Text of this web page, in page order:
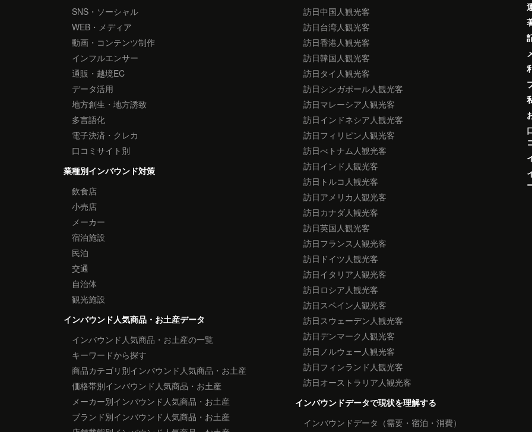
SNS・ソーシャル
WEB・メディア
動画・コンテンツ制作
インフルエンサー
通販・越境EC
データ活用
地方創生・地方誘致
多言語化
電子決済・クレカ
口コミサイト別
業種別インバウンド対策
飲食店
小売店
メーカー
宿泊施設
民泊
交通
自治体
観光施設
インバウンド人気商品・お土産データ
インバウンド人気商品・お土産の一覧
キーワードから探す
商品カテゴリ別インバウンド人気商品・お土産
価格帯別インバウンド人気商品・お土産
メーカー別インバウンド人気商品・お土産
ブランド別インバウンド人気商品・お土産
訪日中国人観光客
訪日台湾人観光客
訪日香港人観光客
訪日韓国人観光客
訪日タイ人観光客
訪日シンガポール人観光客
訪日マレーシア人観光客
訪日インドネシア人観光客
訪日フィリピン人観光客
訪日べトナム人観光客
訪日インド人観光客
訪日トルコ人観光客
訪日アメリカ人観光客
訪日カナダ人観光客
訪日英国人観光客
訪日フランス人観光客
訪日ドイツ人観光客
訪日イタリア人観光客
訪日ロシア人観光客
訪日スペイン人観光客
訪日スウェーデン人観光客
訪日デンマーク人観光客
訪日ノルウェー人観光客
訪日フィンランド人観光客
訪日オーストラリア人観光客
インバウンドデータで現状を理解する
インバウンドデータ（需要・宿泊・消費）